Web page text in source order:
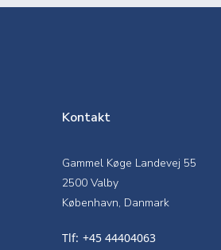
Kontakt
Gammel Køge Landevej 55
2500 Valby
København, Danmark
Tlf: +45 44404063